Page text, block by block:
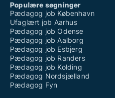
Populære søgninger
Pædagog job København
Ufaglært job Aarhus
Pædagog job Odense
Pædagog job Aalborg
Pædagog job Esbjerg
Pædagog job Randers
Pædagog job Kolding
Pædagog Nordsjælland
Pædagog Fyn